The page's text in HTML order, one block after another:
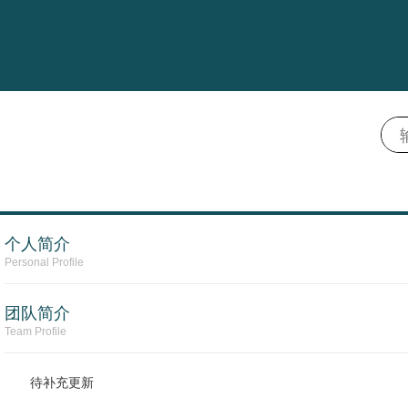
个人简介
Personal Profile
团队简介
Team Profile
待补充更新